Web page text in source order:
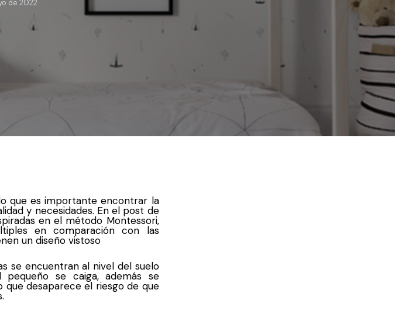
de 2022
que es importante encontrar la
y necesidades. En el post de
en el método Montessori,
en comparación con las
un diseño vistoso
se encuentran al nivel del suelo
se caiga, además se
desaparece el riesgo de que